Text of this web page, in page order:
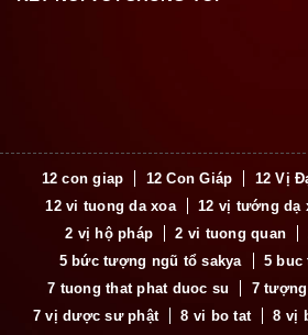
12 con giap 12 Con Giáp
12 Vị
12 vi tuong da xoa
12 vị tướng dạ
2 vị hộ pháp
2 vi tuong quan
5 bức tượng ngũ tổ sakya
5 buc
7 tuong that phat duoc su
7
7 vị dược sư phật
8 vi bo tat 8 vị